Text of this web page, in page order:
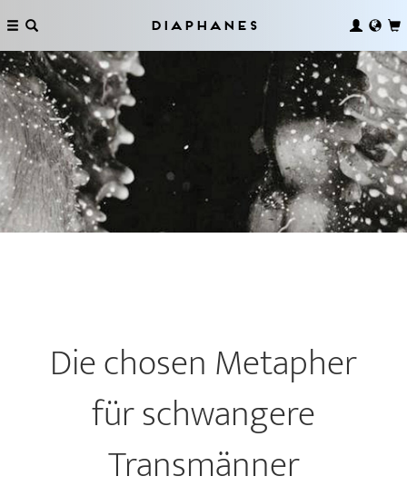
Diaphanes
Die chosen Metapher
für schwangere
Transmänner